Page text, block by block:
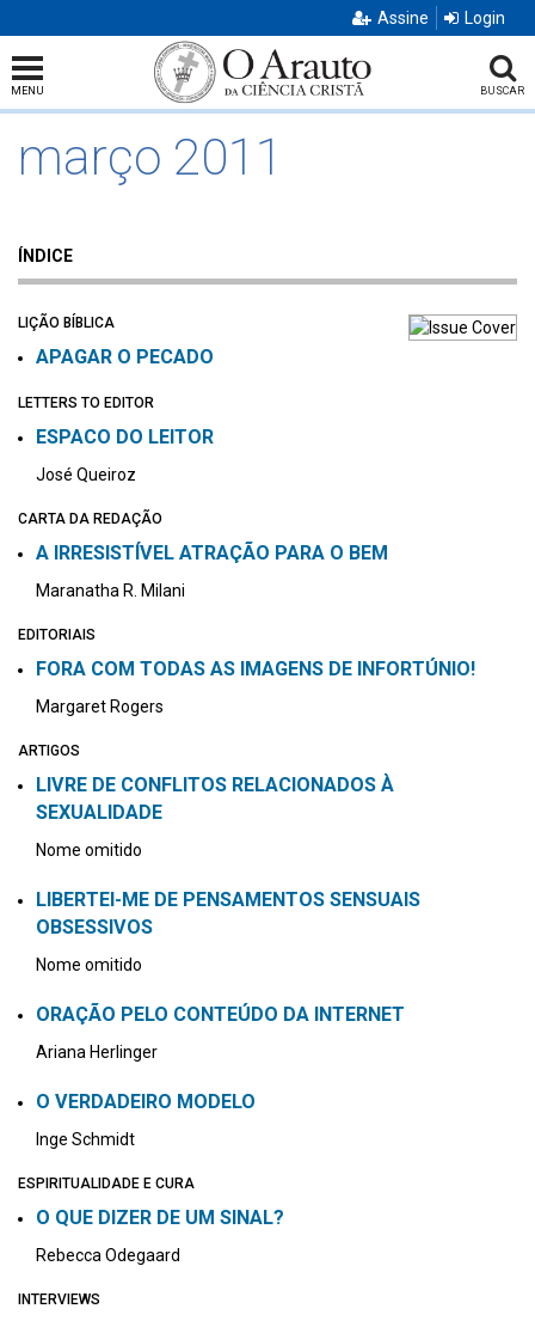
Assine Login
MENU BUSCAR
março 2011
ÍNDICE
LIÇÃO BÍBLICA
APAGAR O PECADO
LETTERS TO EDITOR
ESPACO DO LEITOR
José Queiroz
CARTA DA REDAÇÃO
A IRRESISTÍVEL ATRAÇÃO PARA O BEM
Maranatha R. Milani
EDITORIAIS
FORA COM TODAS AS IMAGENS DE INFORTÚNIO!
Margaret Rogers
ARTIGOS
LIVRE DE CONFLITOS RELACIONADOS À
SEXUALIDADE
Nome omitido
LIBERTEI-ME DE PENSAMENTOS SENSUAIS
OBSESSIVOS
Nome omitido
ORAÇÃO PELO CONTEÚDO DA INTERNET
Ariana Herlinger
O VERDADEIRO MODELO
Inge Schmidt
ESPIRITUALIDADE E CURA
O QUE DIZER DE UM SINAL?
Rebecca Odegaard
INTERVIEWS